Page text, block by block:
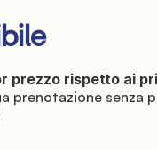
prezzo rispetto ai
prenotazione senza